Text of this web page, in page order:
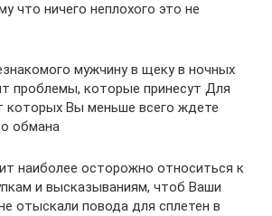
что ничего неплохого это не
мужчину в щеку в ночных
проблемы, которые принесут Для
которых Вы меньше всего ждете
обмана
наиболее осторожно относиться к
и высказываниям, чтоб Ваши
отыскали повода для сплетен в